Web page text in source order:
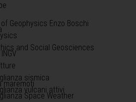
Geophysics Enzo Boschi
and Social Geosciences
sismica
maremoti
vulcani attivi
Space Weather